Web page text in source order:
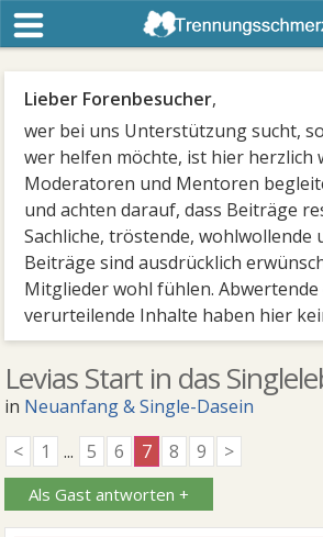
Lieber Forenbesucher,
wer bei uns Unterstützung sucht,
wer helfen möchte, ist hier herzlich
Moderatoren und Mentoren
und achten darauf, dass Beiträge
Sachliche, tröstende, wohlwollende
Beiträge sind ausdrücklich
Mitglieder wohl fühlen.
verurteilende Inhalte haben hier
Levias Start in das
in Neuanfang & Single-Dasein
<
1 ... 5 6 7 8 9 >
Als Gast antworten +